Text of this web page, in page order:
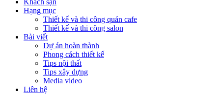
Khách sạn
Hạng mục
Thiết kế và thi công quán cafe
Thiết kế và thi công salon
Bài viết
Dự án hoàn thành
Phong cách thiết kế
Tips nội thất
Tips xây dựng
Media video
Liên hệ